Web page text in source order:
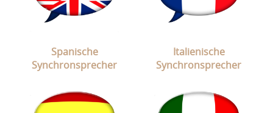
Spanische
Synchronsprecher
Italienische
Synchronsprecher